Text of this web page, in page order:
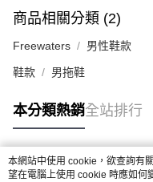
商品相關分類 (2)
Freewaters 男性鞋款
鞋款 男拖鞋
本分類熱銷全站排行
熱門標籤
本網站中使用 cookie，欲查詢有
望在電腦上使用 cookie 時應如何